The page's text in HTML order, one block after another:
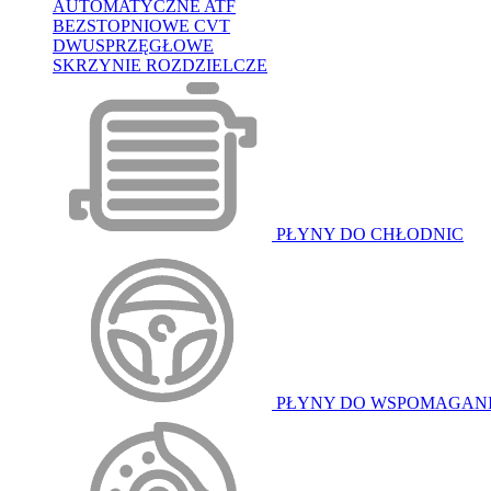
AUTOMATYCZNE ATF
BEZSTOPNIOWE CVT
DWUSPRZĘGŁOWE
SKRZYNIE ROZDZIELCZE
PŁYNY DO CHŁODNIC
PŁYNY DO